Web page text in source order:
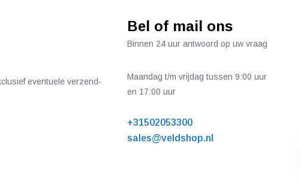
eventuele verzend-
Bel of mail ons
Binnen 24 uur antwoord op uw vraag
Maandag t/m vrijdag tussen 9:00 uur
en 17:00 uur
+31502053300
sales@veldshop.nl